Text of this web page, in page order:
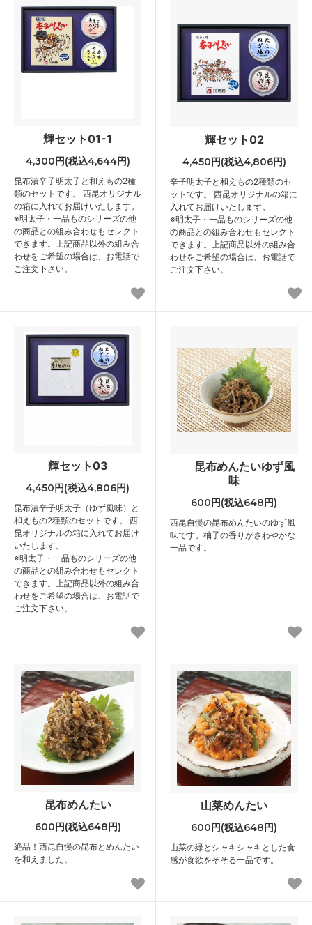
輝セット01-1
4,300円(税込4,644円)
昆布漬辛子明太子と和えもの2種
類のセットです。 西昆オリジナル
の箱に入れてお届けいたします。
※明太子・一品ものシリーズの他
の商品との組み合わせもセレクト
できます。上記商品以外の組み合
わせをご希望の場合は、お電話で
ご注文下さい。
輝セット02
4,450円(税込4,806円)
辛子明太子と和えもの2種類のセ
ットです。 西昆オリジナルの箱に
入れてお届けいたします。
※明太子・一品ものシリーズの他
の商品との組み合わせもセレクト
できます。上記商品以外の組み合
わせをご希望の場合は、お電話で
ご注文下さい。
輝セット03
4,450円(税込4,806円)
昆布漬辛子明太子（ゆず風味）と
和えもの2種類のセットです。 西
昆オリジナルの箱に入れてお届け
いたします。
※明太子・一品ものシリーズの他
の商品との組み合わせもセレクト
できます。上記商品以外の組み合
わせをご希望の場合は、お電話で
ご注文下さい。
昆布めんたいゆず風
味
600円(税込648円)
西昆自慢の昆布めんたいのゆず風
味です。柚子の香りがさわやかな
一品です。
昆布めんたい
600円(税込648円)
絶品！西昆自慢の昆布とめんたい
を和えました。
山菜めんたい
600円(税込648円)
山菜の緑とシャキシャキとした食
感が食欲をそそる一品です。